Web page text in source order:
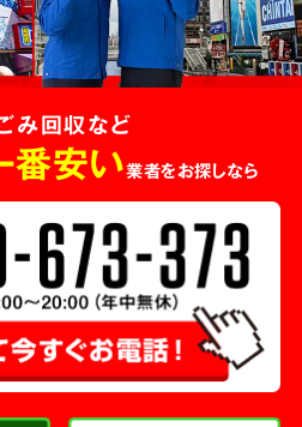
み回収など
番安い業者をお探しなら